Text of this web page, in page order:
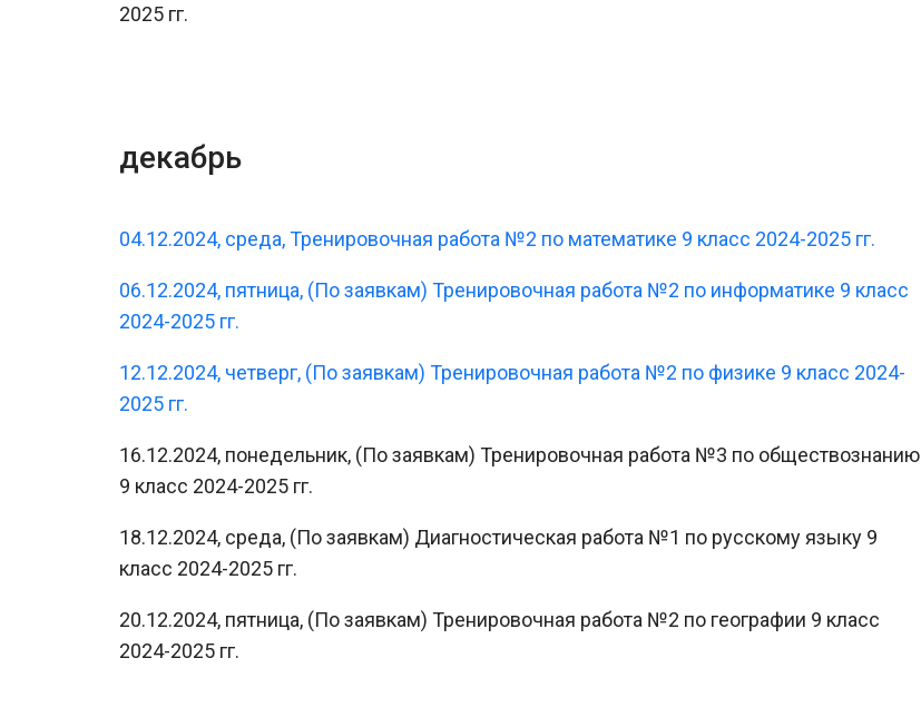
2025 гг.
декабрь
04.12.2024, среда, Тренировочная работа №2 по математике 9 класс 2024-2025 гг.
06.12.2024, пятница, (По заявкам) Тренировочная работа №2 по информатике 9 класс
2024-2025 гг.
12.12.2024, четверг, (По заявкам) Тренировочная работа №2 по физике 9 класс 2024-
2025 гг.
16.12.2024, понедельник, (По заявкам) Тренировочная работа №3 по обществознанию
9 класс 2024-2025 гг.
18.12.2024, среда, (По заявкам) Диагностическая работа №1 по русскому языку 9
класс 2024-2025 гг.
20.12.2024, пятница, (По заявкам) Тренировочная работа №2 по географии 9 класс
2024-2025 гг.